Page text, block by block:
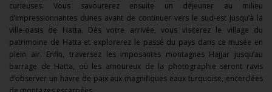
curieuses. Vous savourerez ensuite un déjeuner au milieu
d’impressionnantes dunes avant de continuer vers le sud-est jusqu’à la
ville-oasis de Hatta. Dès votre arrivée, vous visiterez le village du
patrimoine de Hatta et explorerez le passé du pays dans ce musée en
plein air. Enfin, traversez les imposantes montagnes Hajjar jusqu’au
barrage de Hatta, où les amoureux de la photographie seront ravis
d’observer un havre de paix aux magnifiques eaux turquoise, encerclées